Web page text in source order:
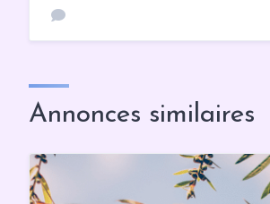
Annonces similaires